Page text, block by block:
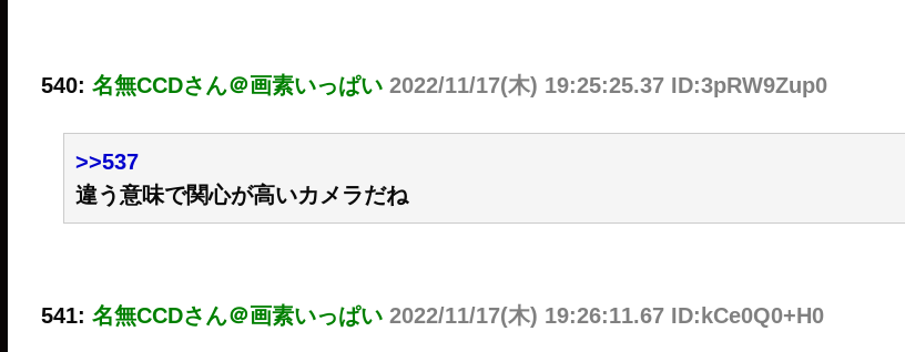
540: 名無CCDさん＠画素いっぱい 2022/11/17(木) 19:25:25.37 ID:3pRW9Zup0
>>537
違う意味で関心が高いカメラだね
541: 名無CCDさん＠画素いっぱい 2022/11/17(木) 19:26:11.67 ID:kCe0Q0+H0